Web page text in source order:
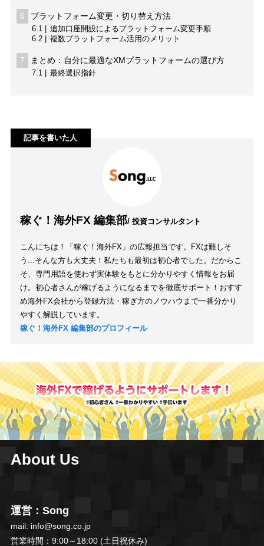
6 プラットフォーム変更・切り替え方法
6.1
追加口座開設によるプラットフォーム変更手順
6.2
複数プラットフォーム活用のメリット
7 まとめ：自分に最適なXMプラットフォームの選び方
7.1 最終選択指針
記事を書いた人
稼ぐ！海外FX 編集部/ 投資コンサルタント
こんにちは！「稼ぐ！海外FX」の広報担当です。FXは難しそ
う...そんな方も大丈夫！私たちも最初は初心者でした。だからこ
そ、専門用語を使わず実体験をもとに分かりやすく情報をお届
け。初心者さんが稼げるようになるまでを徹底サポート！おすす
め海外FX会社から登録方法・稼ぎ方のノウハウまで一番分かり
やすく解説しています。
稼ぐ！海外FX 編集部のプロフィール
About Us
運営：Song
mail: info@song.co.jp
営業時間：9:00～18:00 (土日祝休み)